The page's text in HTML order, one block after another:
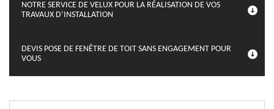
NOTRE SERVICE DE VELUX POUR LA RÉALISATION DE VOS
TRAVAUX D’INSTALLATION
DEVIS POSE DE FENÊTRE DE TOIT SANS ENGAGEMENT POUR
VOUS